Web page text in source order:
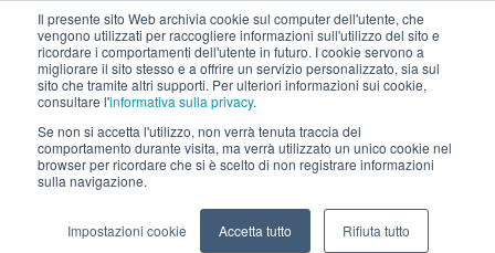
Il presente sito Web archivia cookie sul computer dell'utente, che
vengono utilizzati per raccogliere informazioni sull'utilizzo del sito e
ricordare i comportamenti dell'utente in futuro. I cookie servono a
migliorare il sito stesso e a offrire un servizio personalizzato, sia sul
sito che tramite altri supporti. Per ulteriori informazioni sui cookie,
consultare l'informativa sulla privacy.
Se non si accetta l'utilizzo, non verrà tenuta traccia del
comportamento durante visita, ma verrà utilizzato un unico cookie nel
browser per ricordare che si è scelto di non registrare informazioni
sulla navigazione.
Impostazioni cookie Accetta tutto Rifiuta tutto
Software di